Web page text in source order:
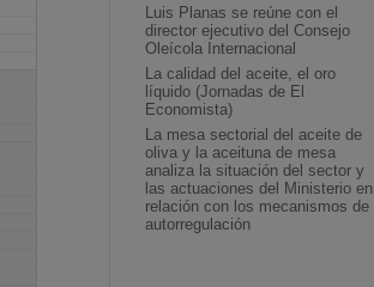
Luis Planas se reúne con el
director ejecutivo del Consejo
Oleícola Internacional
La calidad del aceite, el oro
líquido (Jornadas de El
Economista)
La mesa sectorial del aceite de
oliva y la aceituna de mesa
analiza la situación del sector y
las actuaciones del Ministerio en
relación con los mecanismos de
autorregulación